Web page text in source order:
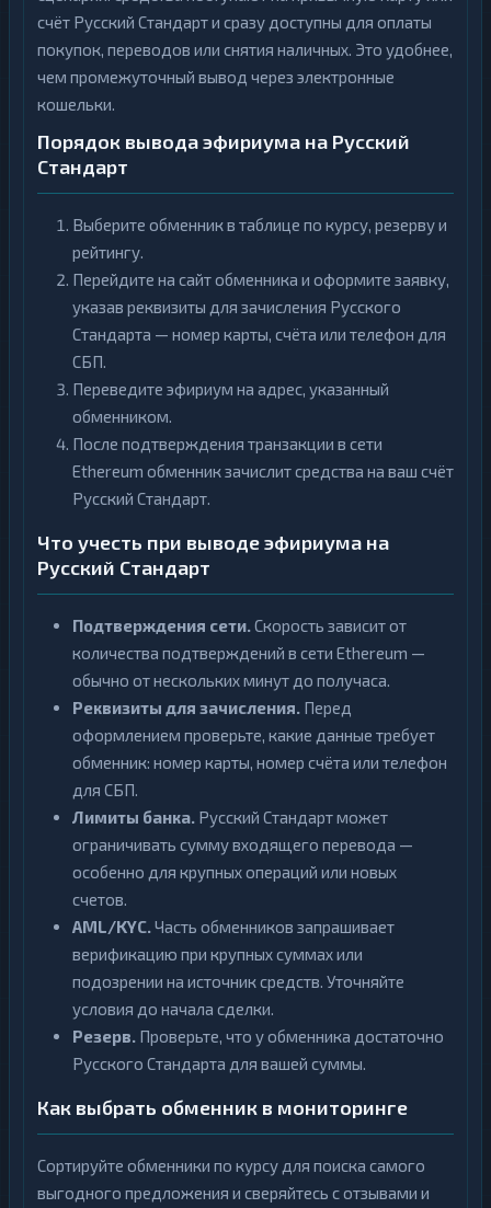
счёт Русский Стандарт и сразу доступны для оплаты
покупок, переводов или снятия наличных. Это удобнее,
чем промежуточный вывод через электронные
кошельки.
Порядок вывода эфириума на Русский
Стандарт
Выберите обменник в таблице по курсу, резерву и
рейтингу.
Перейдите на сайт обменника и оформите заявку,
указав реквизиты для зачисления Русского
Стандарта — номер карты, счёта или телефон для
СБП.
Переведите эфириум на адрес, указанный
обменником.
После подтверждения транзакции в сети
Ethereum обменник зачислит средства на ваш счёт
Русский Стандарт.
Что учесть при выводе эфириума на
Русский Стандарт
Подтверждения сети.Скорость зависит от
количества подтверждений в сети Ethereum —
обычно от нескольких минут до получаса.
Реквизиты для зачисления. Перед
оформлением проверьте, какие данные требует
обменник: номер карты, номер счёта или телефон
для СБП.
Лимиты банка. Русский Стандарт может
ограничивать сумму входящего перевода —
особенно для крупных операций или новых
счетов.
AML/KYC.Часть обменников запрашивает
верификацию при крупных суммах или
подозрении на источник средств. Уточняйте
условия до начала сделки.
Резерв. Проверьте, что у обменника достаточно
Русского Стандарта для вашей суммы.
Как выбрать обменник в мониторинге
Сортируйте обменники по курсу для поиска самого
выгодного предложения и сверяйтесь с отзывами и